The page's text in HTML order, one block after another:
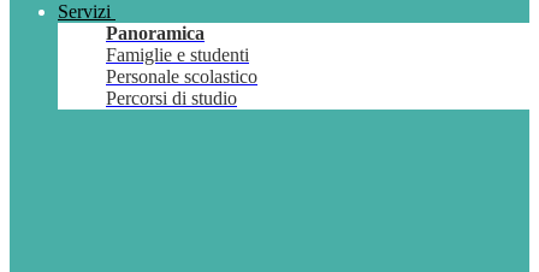
Servizi
Panoramica
Famiglie e studenti
Personale scolastico
Percorsi di studio